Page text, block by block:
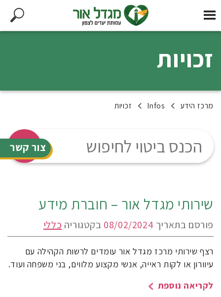
צור קשר
זכויות
מרכז הידע Infos זכויות
שירותי מגדל אור – חוברת מידע
פורסם בתאריך 08/02/2024 בקטגוריה כללי
רצף שירותי מרכז מגדל אור עומדים לרשות הקהילה עם
עיוורון או לקות ראייה, אנשי מקצוע מלווים, בני משפחה ועוד.
לקריאה נוספת